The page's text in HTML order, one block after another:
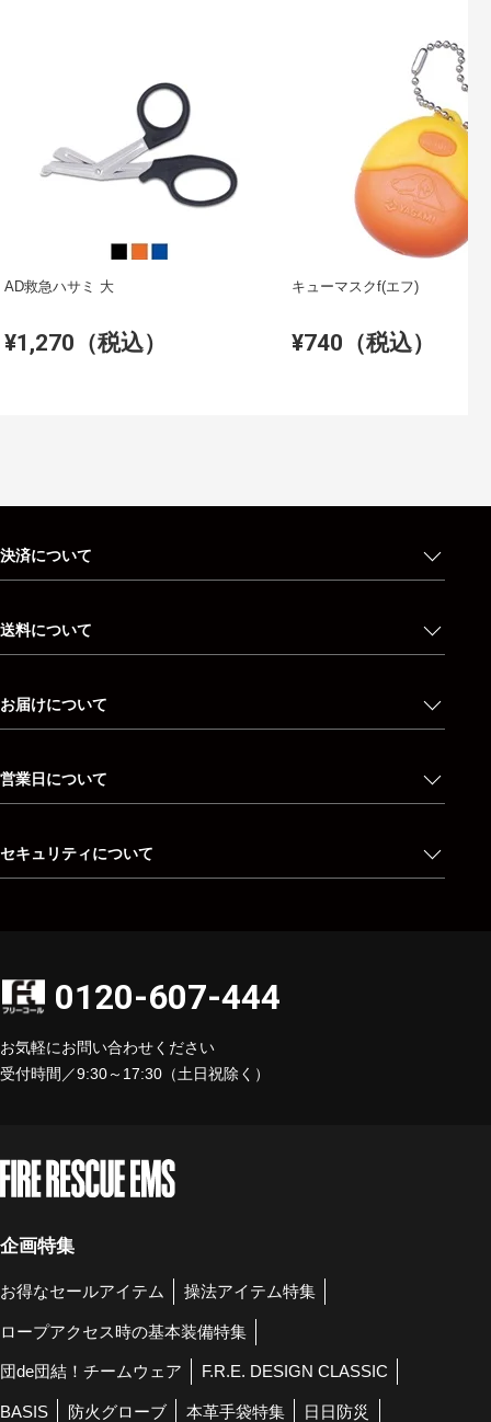
AD救急ハサミ 大
¥1,270（税込）
キューマスクf(エフ)
¥740（税込）
決済について
送料について
お届けについて
営業日について
セキュリティについて
0120-607-444
お気軽にお問い合わせください
受付時間／9:30～17:30（土日祝除く）
企画特集
お得なセールアイテム 操法アイテム特集
ロープアクセス時の基本装備特集
団de団結！チームウェア F.R.E. DESIGN CLASSIC
BASIS 防火グローブ 本革手袋特集 日日防災